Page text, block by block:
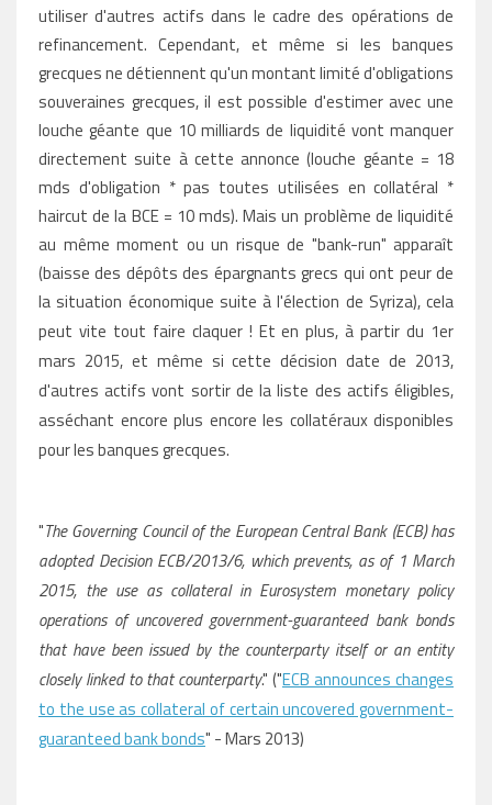
utiliser d'autres actifs dans le cadre des opérations de
refinancement. Cependant, et même si les banques
grecques ne détiennent qu'un montant limité d'obligations
souveraines grecques, il est possible d'estimer avec une
louche géante que 10 milliards de liquidité vont manquer
directement suite à cette annonce (louche géante = 18
mds d'obligation * pas toutes utilisées en collatéral *
haircut de la BCE = 10 mds). Mais un problème de liquidité
au même moment ou un risque de "bank-run" apparaît
(baisse des dépôts des épargnants grecs qui ont peur de
la situation économique suite à l'élection de Syriza), cela
peut vite tout faire claquer ! Et en plus, à partir du 1er
mars 2015, et même si cette décision date de 2013,
d'autres actifs vont sortir de la liste des actifs éligibles,
asséchant encore plus encore les collatéraux disponibles
pour les banques grecques.
"The Governing Council of the European Central Bank (ECB) has
adopted Decision ECB/2013/6, which prevents, as of 1 March
2015, the use as collateral in Eurosystem monetary policy
operations of uncovered government-guaranteed bank bonds
that have been issued by the counterparty itself or an entity
closely linked to that counterparty." ("ECB announces changes
to the use as collateral of certain uncovered government-
guaranteed bank bonds" - Mars 2013)